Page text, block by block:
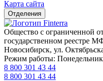
Карта сайта
Отделения
Общество с ограниченной
государственном реестре
Новосибирск, ул.
Режим работы:
8 800 301 43 44
8 800 301 43 44